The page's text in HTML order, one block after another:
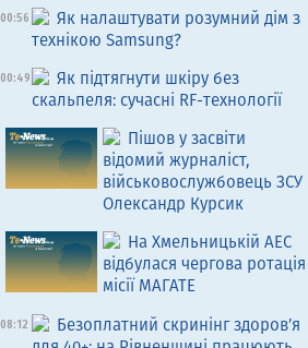
00:56
Як налаштувати розумний дім з
технікою Samsung?
00:49
Як підтягнути шкіру без
скальпеля: сучасні RF-технології
Пішов у засвіти
відомий журналіст,
військовослужбовець ЗСУ
Олександр Курсик
На Хмельницькій АЕС
відбулася чергова ротація
місії МАГАТЕ
08:12
Безоплатний скринінг здоров’я